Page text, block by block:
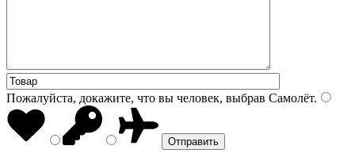
Пожалуйста, докажите, что вы человек, выбрав Самолёт.